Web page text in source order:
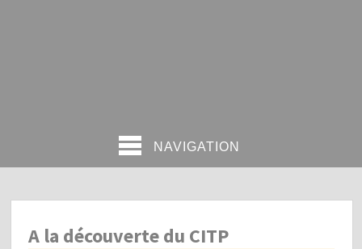
NAVIGATION
A la découverte du CITP